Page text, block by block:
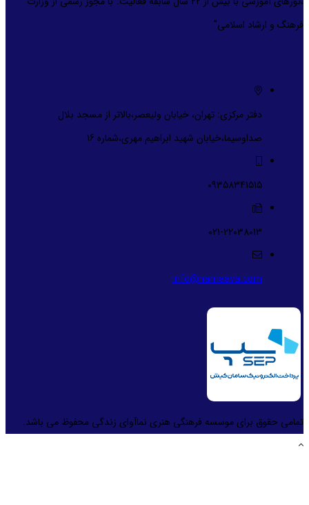
فرهنگ و ارشاد اسلامی”
دفتر مرکزی: تهران، خیابان ولیعصر،بالاتر از مسجد بلال
صداوسیما،خیابان شهید ابراهیم مهری،شماره 16
09358341515
021-22038013
info@namaava.com
تمامی حقوق برای موسسه فرهنگی هنری نماآوای زندگی محفوظ می باشد.